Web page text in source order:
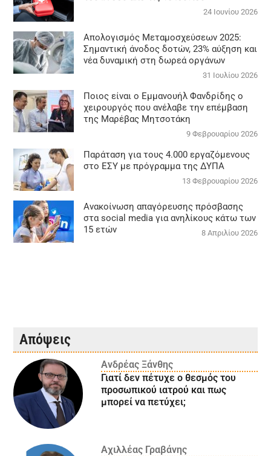
24 Ιουνίου 2026
Απολογισμός Μεταμοσχεύσεων 2025:
Σημαντική άνοδος δοτών, 23% αύξηση και
νέα δυναμική στη δωρεά οργάνων
31 Ιουλίου 2026
Ποιος είναι ο Εμμανουήλ Φανδρίδης ο
χειρουργός που ανέλαβε την επέμβαση
της Μαρέβας Μητσοτάκη
9 Φεβρουαρίου 2026
Παράταση για τους 4.000 εργαζόμενους
στο ΕΣΥ με πρόγραμμα της ΔΥΠΑ
13 Φεβρουαρίου 2026
Ανακοίνωση απαγόρευσης πρόσβασης
στα social media για ανηλίκους κάτω των
15 ετών
8 Απριλίου 2026
Απόψεις
Ανδρέας Ξάνθης
Γιατί δεν πέτυχε ο θεσμός του
προσωπικού ιατρού και πως
μπορεί να πετύχει;
Αχιλλέας Γραβάνης